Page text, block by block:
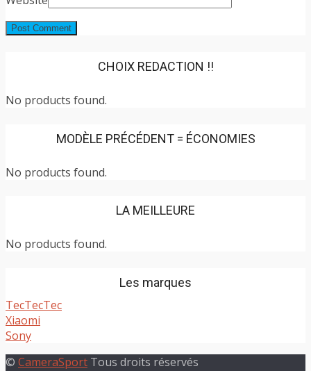
CHOIX REDACTION !!
No products found.
MODÈLE PRÉCÉDENT = ÉCONOMIES
No products found.
LA MEILLEURE
No products found.
Les marques
TecTecTec
Xiaomi
Sony
© CameraSport Tous droits réservés